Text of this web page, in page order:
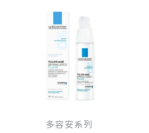
多容安系列
始
格：
NT$ 990。